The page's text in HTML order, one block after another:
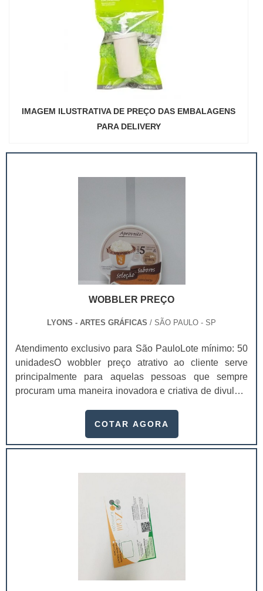
IMAGEM ILUSTRATIVA DE PREÇO DAS EMBALAGENS
PARA DELIVERY
WOBBLER PREÇO
LYONS - ARTES GRÁFICAS / SÃO PAULO - SP
Atendimento exclusivo para São PauloLote mínimo: 50
unidadesO wobbler preço atrativo ao cliente serve
principalmente para aquelas pessoas que sempre
procuram uma maneira inovadora e criativa de divulgar
endomarketing, por exemplo, e dá um toque totalmente
divulgação nada mais é do que uma peça promocional
imagem de um produto. A maioria das peças .
COTAR AGORA